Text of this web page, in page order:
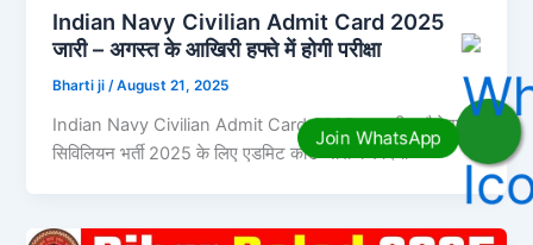
Indian Navy Civilian Admit Card 2025
जारी – अगस्त के आखिरी हफ्ते में होगी परीक्षा
Bharti ji/August 21, 2025
Indian Navy Civilian Admit Card 2025 : भारतीय नौसेना ने
सिविलियन भर्ती 2025 के लिए एडमिट कार्ड जारी कर दिया